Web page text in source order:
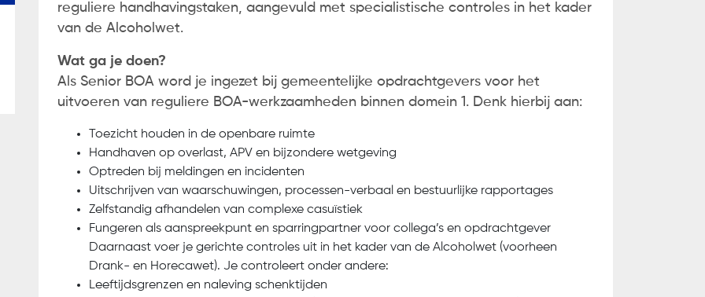
reguliere handhavingstaken, aangevuld met specialistische controles in het kader
van de Alcoholwet.
Wat ga je doen?
Als Senior BOA word je ingezet bij gemeentelijke opdrachtgevers voor het
uitvoeren van reguliere BOA-werkzaamheden binnen domein 1. Denk hierbij aan:
Toezicht houden in de openbare ruimte
Handhaven op overlast, APV en bijzondere wetgeving
Optreden bij meldingen en incidenten
Uitschrijven van waarschuwingen, processen-verbaal en bestuurlijke rapportages
Zelfstandig afhandelen van complexe casuïstiek
Fungeren als aanspreekpunt en sparringpartner voor collega’s en opdrachtgever
Daarnaast voer je gerichte controles uit in het kader van de Alcoholwet (voorheen
Drank- en Horecawet). Je controleert onder andere:
Leeftijdsgrenzen en naleving schenktijden
Ik ga akkoord met de